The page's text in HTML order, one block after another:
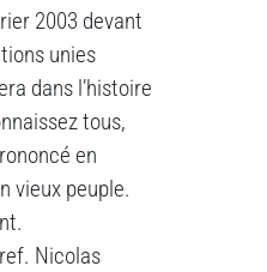
2003 devant
unies
dans l’histoire
tous,
en
vieux peuple.
Nicolas